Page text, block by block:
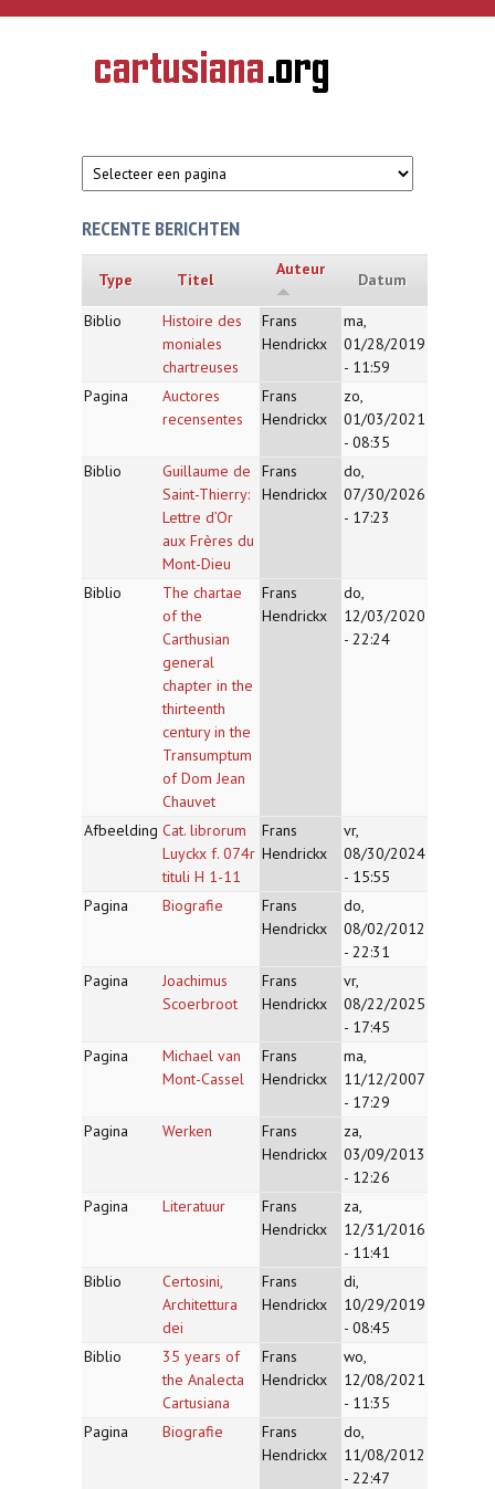
Overslaan en naar de inhoud gaan
CARTUSIANA
Geschiedenis
van de
RECENTE BERICHTEN
Type Titel
Auteur
Datum
Biblio
Histoire des
moniales
chartreuses
Frans
Hendrickx
ma,
01/28/2019
- 11:59
Pagina
Auctores
recensentes
Frans
Hendrickx
zo,
01/03/2021
- 08:35
Biblio
Guillaume de
Saint-Thierry:
Lettre d’Or
aux Frères du
Mont-Dieu
Frans
Hendrickx
do,
07/30/2026
- 17:23
Biblio
The chartae
of the
Carthusian
general
chapter in the
thirteenth
century in the
Transumptum
of Dom Jean
Chauvet
Frans
Hendrickx
do,
12/03/2020
- 22:24
Afbeelding Cat. librorum
Luyckx f. 074r
tituli H 1-11
Frans
Hendrickx
vr,
08/30/2024
- 15:55
Pagina
Biografie
Frans
Hendrickx
do,
08/02/2012
- 22:31
Pagina
Joachimus
Scoerbroot
Frans
Hendrickx
vr,
08/22/2025
- 17:45
Pagina
Michael van
Mont-Cassel
Frans
Hendrickx
ma,
11/12/2007
- 17:29
Pagina
Werken
Frans
Hendrickx
za,
03/09/2013
- 12:26
Pagina
Literatuur
Frans
Hendrickx
za,
12/31/2016
- 11:41
Biblio
Certosini,
Architettura
dei
Frans
Hendrickx
di,
10/29/2019
- 08:45
Biblio
35 years of
the Analecta
Cartusiana
Frans
Hendrickx
wo,
12/08/2021
- 11:35
Pagina
Biografie
Frans
Hendrickx
do,
11/08/2012
- 22:47